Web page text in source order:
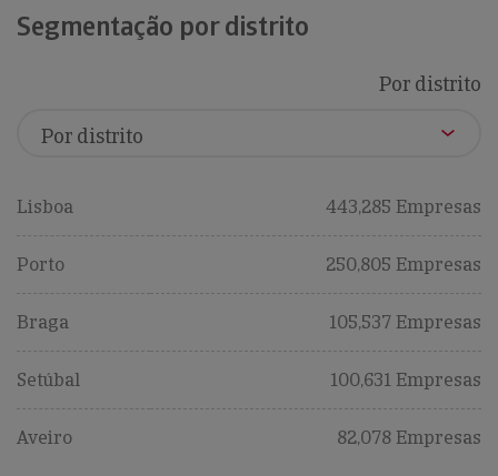
Segmentação por distrito
Por distrito
Lisboa 443,285 Empresas
Porto 250,805 Empresas
Braga 105,537 Empresas
Setúbal 100,631 Empresas
Aveiro 82,078 Empresas